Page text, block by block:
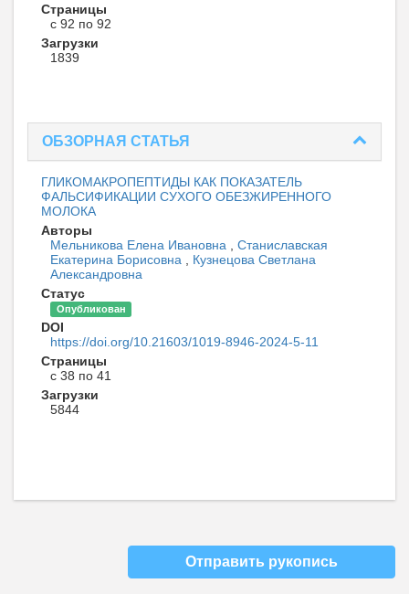
Страницы
с 92 по 92
Загрузки
1839
ОБЗОРНАЯ СТАТЬЯ
ГЛИКОМАКРОПЕПТИДЫ КАК ПОКАЗАТЕЛЬ
ФАЛЬСИФИКАЦИИ СУХОГО ОБЕЗЖИРЕННОГО
МОЛОКА
Авторы
Мельникова Елена Ивановна
Станиславская
Екатерина Борисовна
Кузнецова Светлана
Александровна
Статус
Опубликован
DOI
https://doi.org/10.21603/1019-8946-2024-5-11
Страницы
с 38 по 41
Загрузки
5844
Отправить рукопись